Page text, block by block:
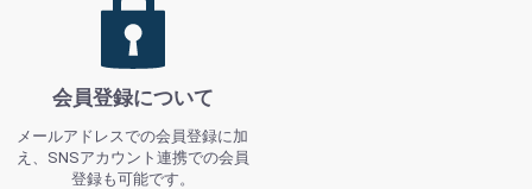
会員登録について
メールアドレスでの会員登録に加
え、SNSアカウント連携での会員
登録も可能です。